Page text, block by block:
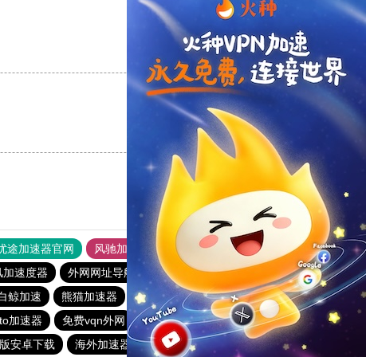
支持 [0] 反对 [0]
支持
途加速器官网 风驰加速器
旋风加速器
加速度器 外网网址导航 软件中心 雷霆加速
狂飙加速器
鲸加速 熊猫加速器 ios加速器
雷霆vp加速器
加速器 免费vqn外网 telegeram苹果加速器
outline
安卓下载 海外加速器试用一小时 快鸭加速器app下载